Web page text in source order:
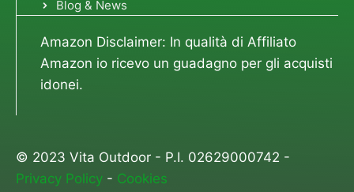
Blog & News
Amazon Disclaimer: In qualità di Affiliato
Amazon io ricevo un guadagno per gli acquisti
idonei.
© 2023 Vita Outdoor - P.I. 02629000742 -
Privacy Policy - Cookies